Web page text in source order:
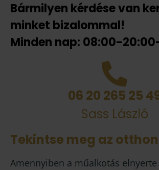
Bármilyen kérdése van
minket bizalommal!
Minden nap: 08:00-
06 20 265 25
Sass László
Tekintse meg az
Amennyiben a műalkotás elnyerte